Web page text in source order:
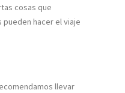
cosas que
hacer el viaje
llevar